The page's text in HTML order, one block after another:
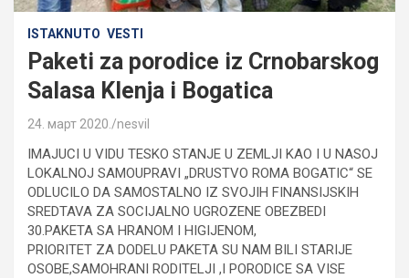
ISTAKNUTO VESTI
Paketi za porodice iz Crnobarskog
Salasa Klenja i Bogatica
24. март 2020. nesvil
IMAJUCI U VIDU TESKO STANJE U ZEMLJI KAO I U NASOJ
LOKALNOJ SAMOUPRAVI „DRUSTVO ROMA BOGATIC“ SE
ODLUCILO DA SAMOSTALNO IZ SVOJIH FINANSIJSKIH
SREDTAVA ZA SOCIJALNO UGROZENE OBEZBEDI
30.PAKETA SA HRANOM I HIGIJENOM,
PRIORITET ZA DODELU PAKETA SU NAM BILI STARIJE
OSOBE,SAMOHRANI RODITELJI ,I PORODICE SA VISE